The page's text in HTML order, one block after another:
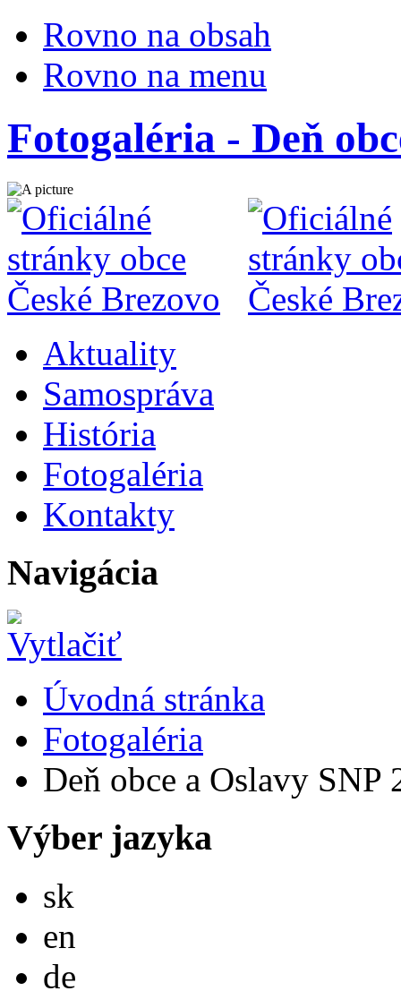
Rovno na obsah
Rovno na menu
Fotogaléria - Deň
Aktuality
Samospráva
História
Fotogaléria
Kontakty
Navigácia
Úvodná stránka
Fotogaléria
Deň obce a Oslavy SNP
Výber jazyka
sk
en
de